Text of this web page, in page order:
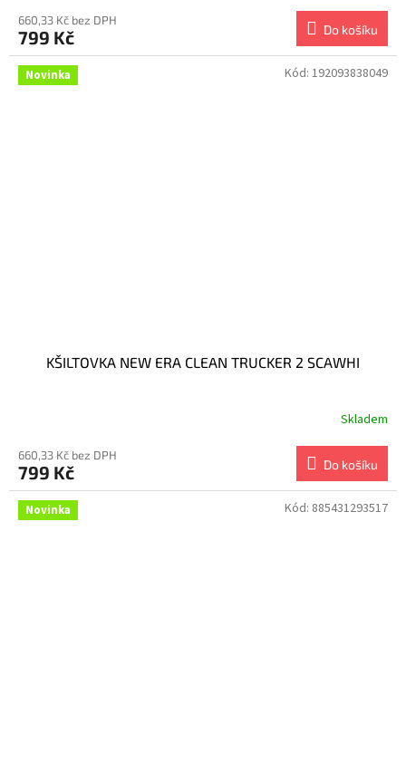
660,33 Kč bez DPH
799 Kč Do košíku
Novinka
KŠILTOVKA NEW ERA CLEAN TRUCKER 2 SCAWHI
Skladem
660,33 Kč bez DPH
799 Kč Do košíku
Kód: 192093838049
Novinka Kód: 885431293517